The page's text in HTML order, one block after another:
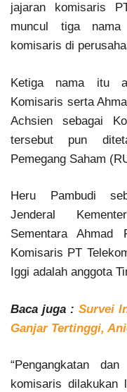
jajaran komisaris
muncul tiga
komisaris di
Ketiga nama itu
Komisaris serta
Achsien sebagai
tersebut pun
Pemegang Saham
Heru Pambudi
Jenderal
Sementara Ahmad
Komisaris PT
Iggi adalah anggota
Baca juga : Survei
Ganjar Tertinggi,
“Pengangkatan
komisaris dilakukan